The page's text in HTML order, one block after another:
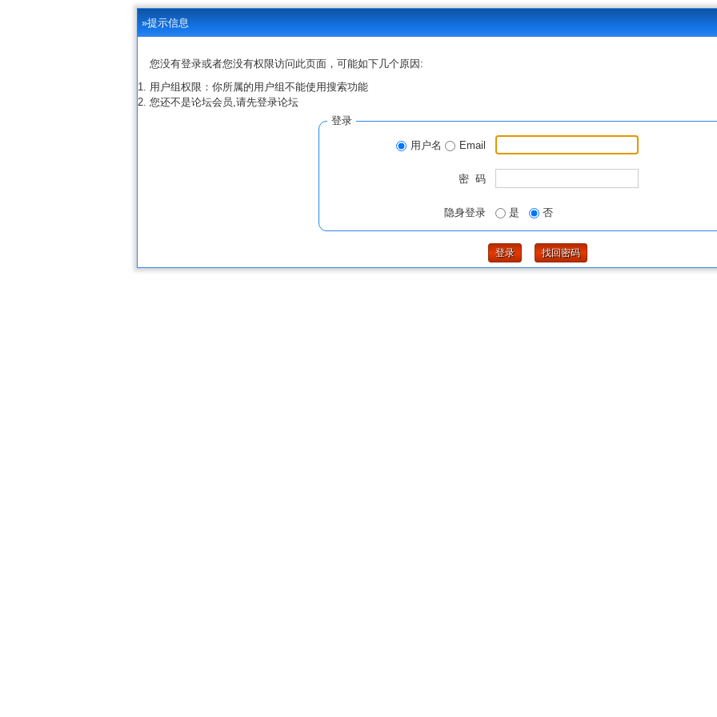
»提示信息
您没有登录或者您没有权限访问此页面，可能如下几个原因:
用户组权限：你所属的用户组不能使用搜索功能
您还不是论坛会员,请先登录论坛
登录
用户名 Email
密 码
隐身登录 是 否